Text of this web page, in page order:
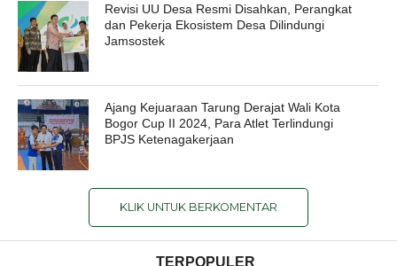
Revisi UU Desa Resmi Disahkan, Perangkat
dan Pekerja Ekosistem Desa Dilindungi
Jamsostek
Ajang Kejuaraan Tarung Derajat Wali Kota
Bogor Cup II 2024, Para Atlet Terlindungi
BPJS Ketenagakerjaan
KLIK UNTUK BERKOMENTAR
TERPOPULER